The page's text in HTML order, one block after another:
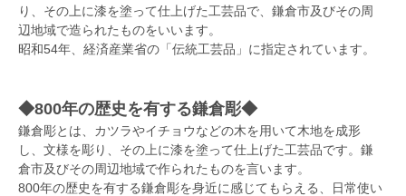
り、その上に漆を塗って仕上げた工芸品で、鎌倉市及びその周
辺地域で造られたものをいいます。
昭和54年、経済産業省の「伝統工芸品」に指定されています。
◆800年の歴史を有する鎌倉彫◆
鎌倉彫とは、カツラやイチョウなどの木を用いて木地を成形
し、文様を彫り、その上に漆を塗って仕上げた工芸品です。鎌
倉市及びその周辺地域で作られたものを言います。
800年の歴史を有する鎌倉彫を身近に感じてもらえる、日常使い